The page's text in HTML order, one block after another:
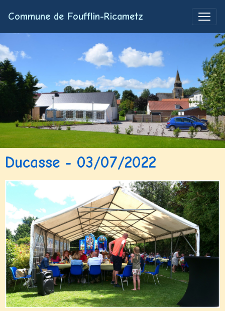
Commune de Foufflin-Ricametz
Ducasse - 03/07/2022